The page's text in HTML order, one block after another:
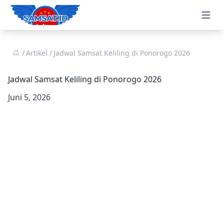
Open
Artikel Jadwal Samsat Keliling di Ponorogo 2026
Jadwal Samsat Keliling di Ponorogo 2026
Juni 5, 2026